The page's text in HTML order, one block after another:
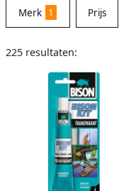
Merk 1 Prijs
225 resultaten: